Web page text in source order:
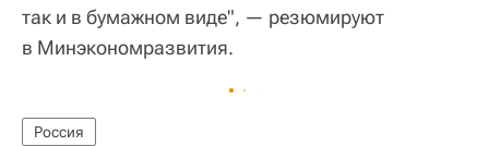
так и в бумажном виде", — резюмируют
в Минэкономразвития.
Россия